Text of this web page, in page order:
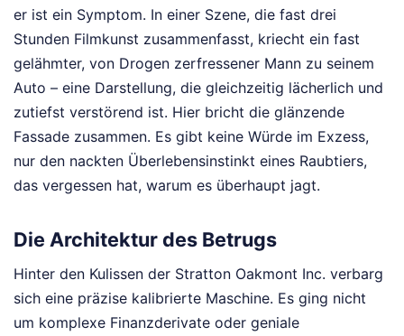
er ist ein Symptom. In einer Szene, die fast drei
Stunden Filmkunst zusammenfasst, kriecht ein fast
gelähmter, von Drogen zerfressener Mann zu seinem
Auto – eine Darstellung, die gleichzeitig lächerlich und
zutiefst verstörend ist. Hier bricht die glänzende
Fassade zusammen. Es gibt keine Würde im Exzess,
nur den nackten Überlebensinstinkt eines Raubtiers,
das vergessen hat, warum es überhaupt jagt.
Die Architektur des Betrugs
Hinter den Kulissen der Stratton Oakmont Inc. verbarg
sich eine präzise kalibrierte Maschine. Es ging nicht
um komplexe Finanzderivate oder geniale